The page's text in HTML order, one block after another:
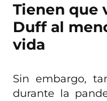
Tienen que
Duff al
vida
Sin embargo,
durante la